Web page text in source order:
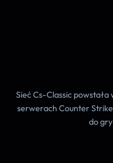
Sieć Cs-Classic powstała
serwerach Counter Strike
do